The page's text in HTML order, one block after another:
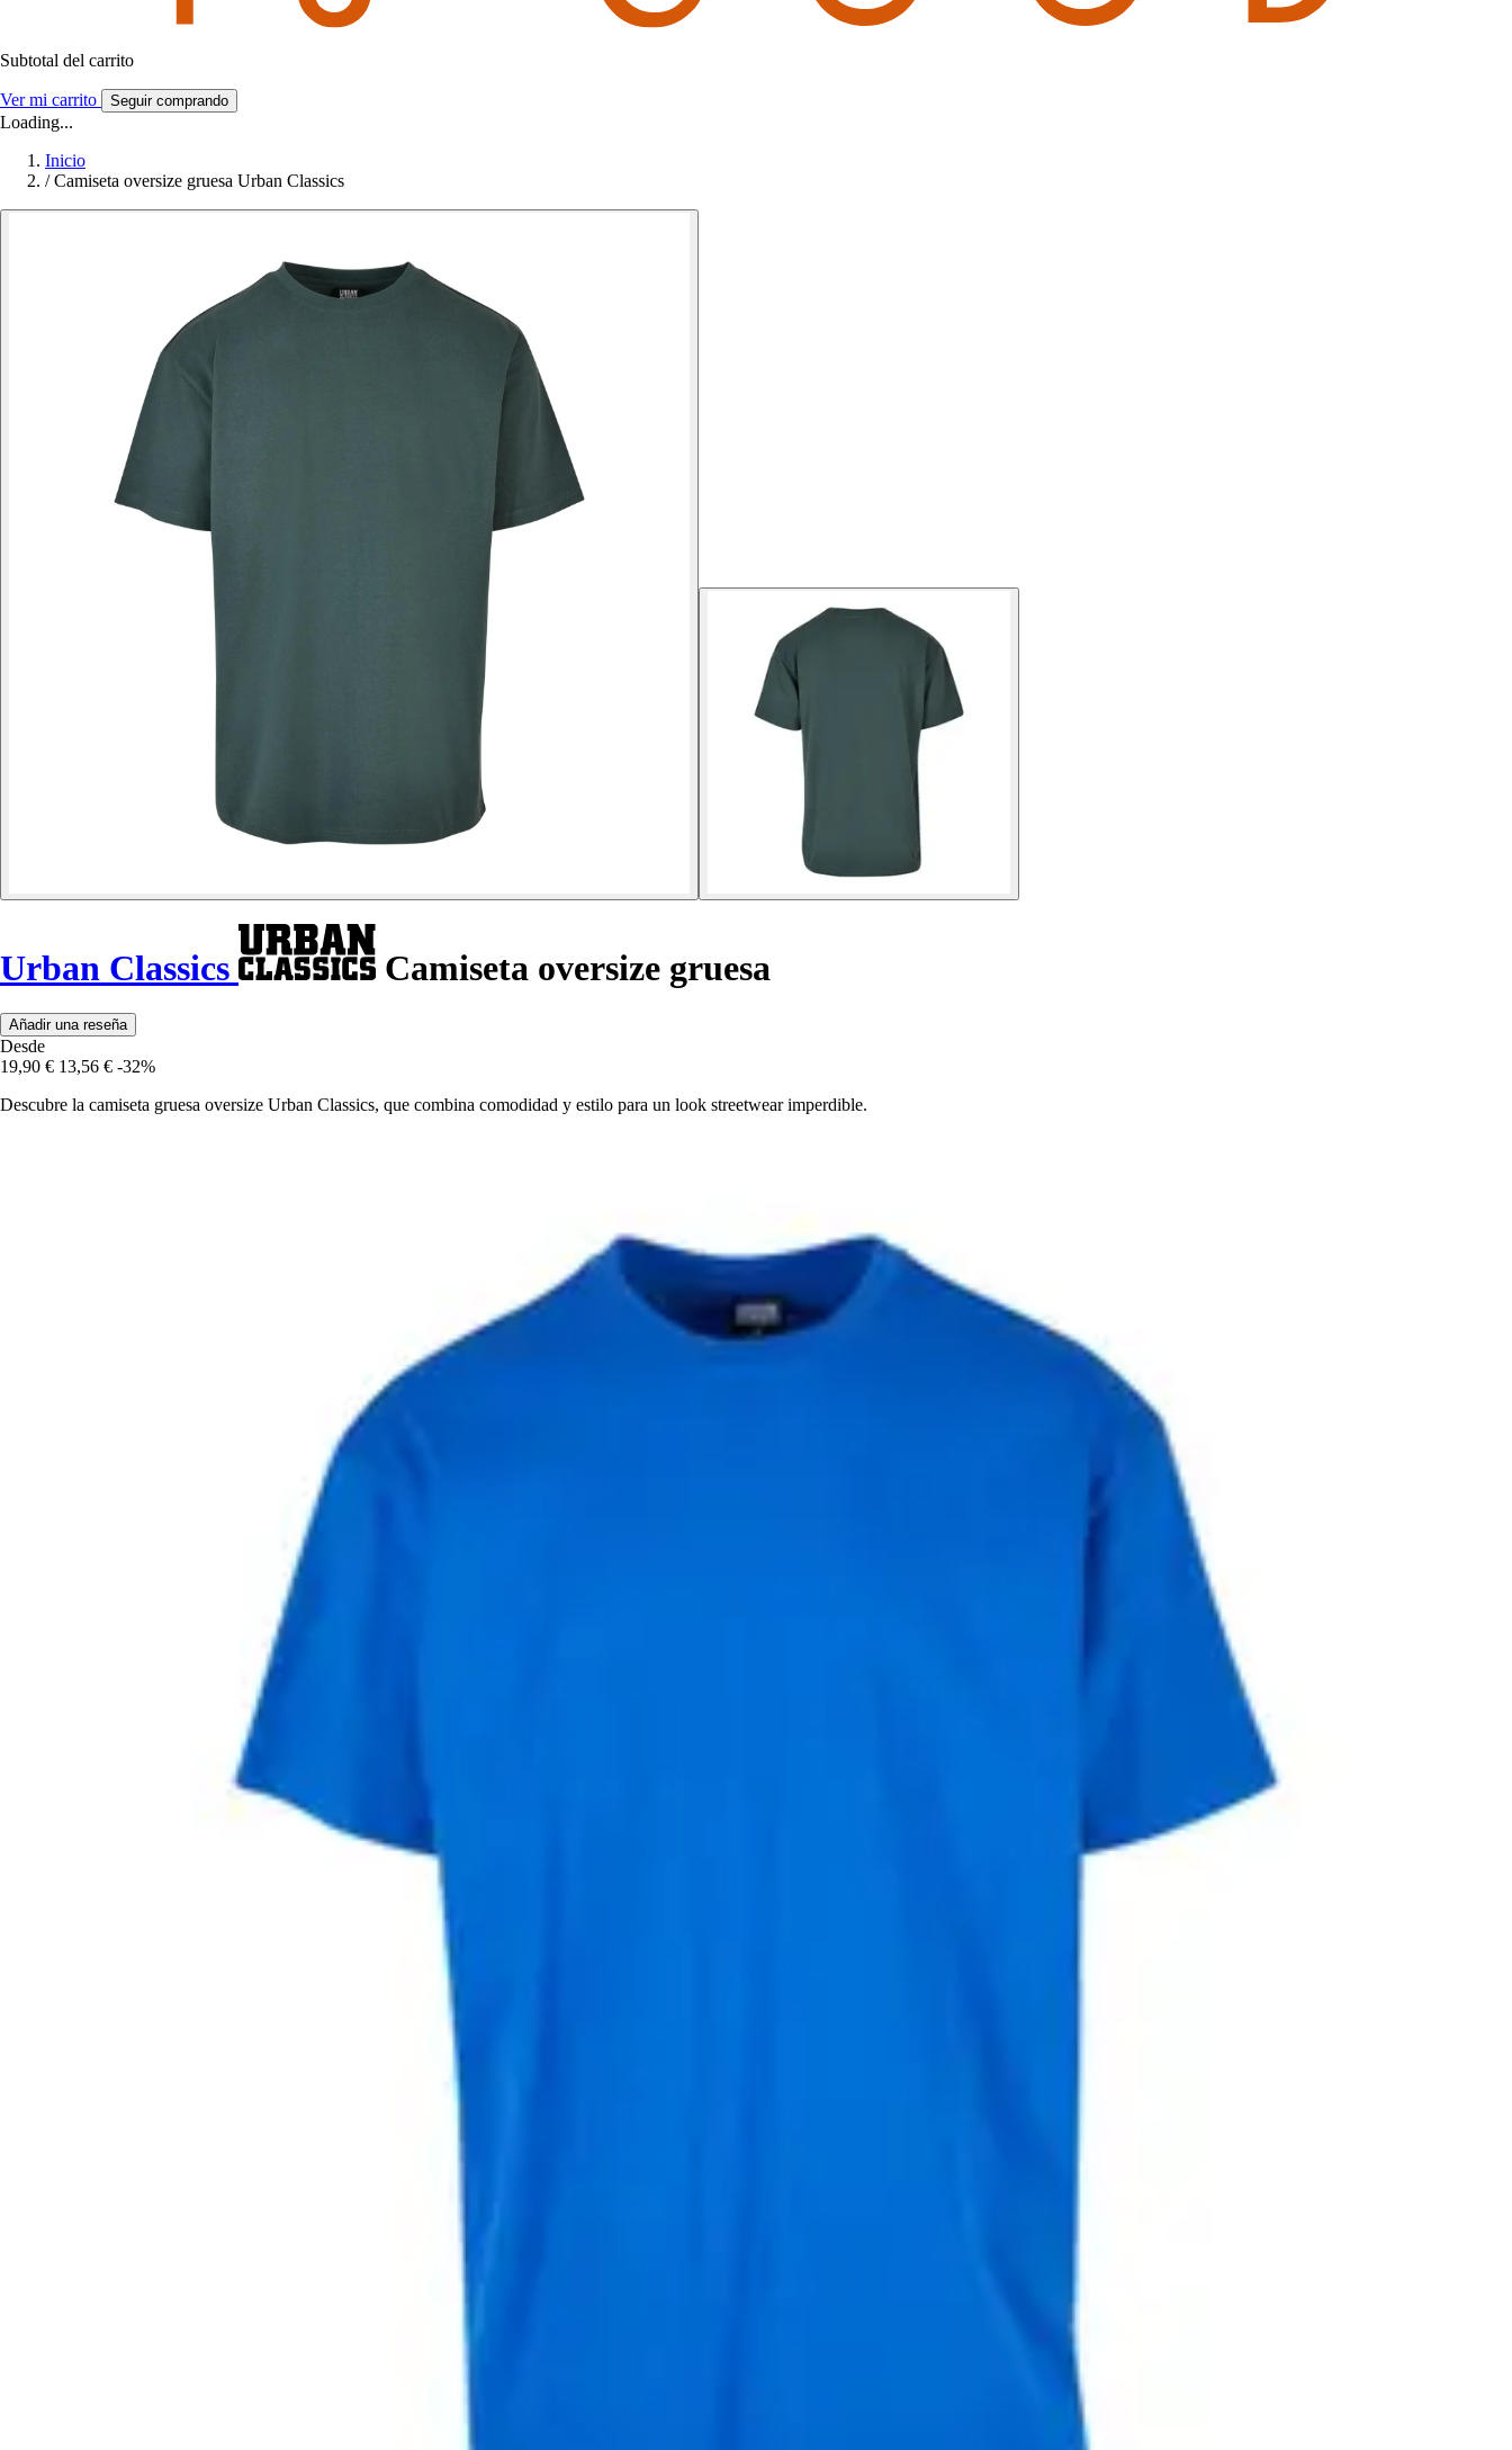
Subtotal del carrito
Ver mi carrito Seguir comprando
Loading...
Inicio
/ Camiseta oversize gruesa Urban Classics
Urban Classics Camiseta oversize gruesa
Añadir una reseña
Desde
19,90 € 13,56 € -32%
Descubre la camiseta gruesa oversize Urban Classics, que combina comodidad y estilo para un look streetwear imperdible.